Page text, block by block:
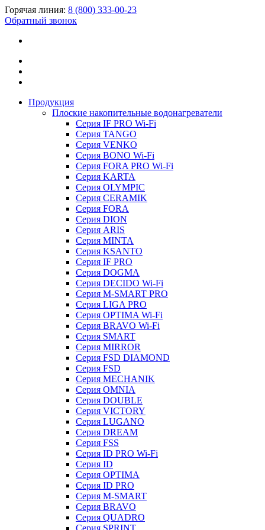
Горячая линия: 8 (800) 333-00-23
Обратный звонок
Продукция
Плоские накопительные водонагреватели
Серия IF PRO Wi-Fi
Серия TANGO
Серия VENKO
Серия BONO Wi-Fi
Серия FORA PRO Wi-Fi
Серия KARTA
Серия OLYMPIC
Серия CERAMIK
Серия FORA
Серия DION
Серия ARIS
Серия MINTA
Серия KSANTO
Серия IF PRO
Серия DOGMA
Серия DECIDO Wi-Fi
Серия M-SMART PRO
Серия LIGA PRO
Серия OPTIMA Wi-Fi
Серия BRAVO Wi-Fi
Серия SMART
Серия MIRROR
Серия FSD DIAMOND
Серия FSD
Серия MECHANIK
Серия OMNIA
Серия DOUBLE
Серия VICTORY
Серия LUGANO
Серия DREAM
Серия FSS
Серия ID PRO Wi-Fi
Серия ID
Серия OPTIMA
Серия ID PRO
Серия M-SMART
Серия BRAVO
Серия QUADRO
Серия SPRINT